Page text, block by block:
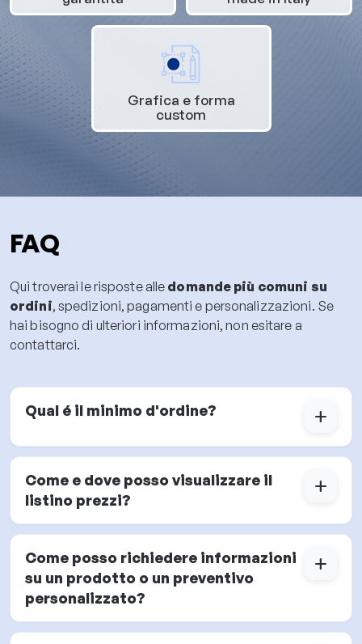
Grafica e forma
custom
FAQ
Qui troverai le risposte alle domande più comuni su
ordini, spedizioni, pagamenti e personalizzazioni. Se
hai bisogno di ulteriori informazioni, non esitare a
contattarci.
Qual é il minimo d'ordine? add
Come e dove posso visualizzare il
listino prezzi?
add
Come posso richiedere informazioni
su un prodotto o un preventivo
personalizzato?
add